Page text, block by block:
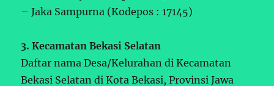
– Jaka Sampurna (Kodepos : 17145)
3. Kecamatan Bekasi Selatan
Daftar nama Desa/Kelurahan di Kecamatan
Bekasi Selatan di Kota Bekasi, Provinsi Jawa